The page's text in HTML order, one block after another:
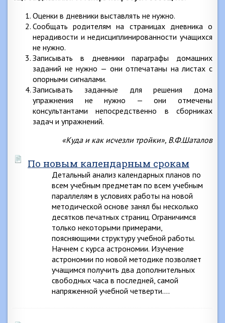
Оценки в дневники выставлять не нужно.
Сообщать родителям на страницах дневника о
нерадивости и недисциплинированности учащихся
не нужно.
Записывать в дневники параграфы домашних
заданий не нужно — они отпечатаны на листах с
опорными сигналами.
Записывать заданные для решения дома
упражнения не нужно — они отмечены
консультантами непосредственно в сборниках
задач и упражнений.
«Куда и как исчезли тройки», В.Ф.Шаталов
По новым календарным срокам
Детальный анализ календарных планов по
всем учебным предметам по всем учебным
параллелям в условиях работы на новой
методической основе занял бы несколько
десятков печатных страниц. Ограничимся
только некоторыми примерами,
поясняющими структуру учебной работы.
Начнем с курса астрономии. Изучение
астрономии по новой методике позволяет
учащимся получить два дополнительных
свободных часа в последней, самой
напряженной учебной четверти….